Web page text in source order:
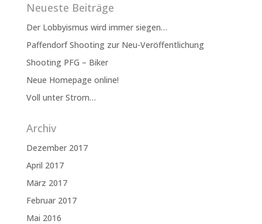
Neueste Beiträge
Der Lobbyismus wird immer siegen…
Paffendorf Shooting zur Neu-Veröffentlichung
Shooting PFG – Biker
Neue Homepage online!
Voll unter Strom…
Archiv
Dezember 2017
April 2017
März 2017
Februar 2017
Mai 2016